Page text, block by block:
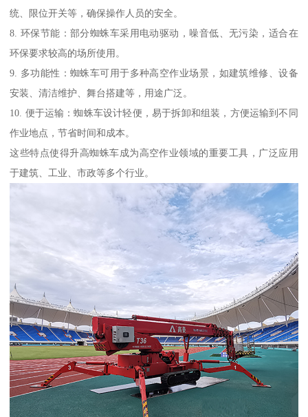
统、限位开关等，确保操作人员的安全。
8. 环保节能：部分蜘蛛车采用电动驱动，噪音低、无污染，适合在
环保要求较高的场所使用。
9. 多功能性：蜘蛛车可用于多种高空作业场景，如建筑维修、设备
安装、清洁维护、舞台搭建等，用途广泛。
10. 便于运输：蜘蛛车设计轻便，易于拆卸和组装，方便运输到不同
作业地点，节省时间和成本。
这些特点使得升高蜘蛛车成为高空作业领域的重要工具，广泛应用
于建筑、工业、市政等多个行业。